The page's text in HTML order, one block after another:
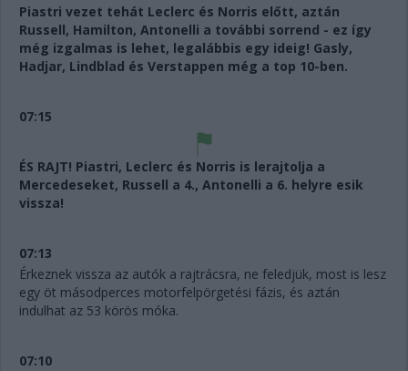
Piastri vezet tehát Leclerc és Norris előtt, aztán
Russell, Hamilton, Antonelli a további sorrend - ez így
még izgalmas is lehet, legalábbis egy ideig! Gasly,
Hadjar, Lindblad és Verstappen még a top 10-ben.
07:15
ÉS RAJT! Piastri, Leclerc és Norris is lerajtolja a
Mercedeseket, Russell a 4., Antonelli a 6. helyre esik
vissza!
07:13
Érkeznek vissza az autók a rajtrácsra, ne feledjük, most is lesz
egy öt másodperces motorfelpörgetési fázis, és aztán
indulhat az 53 körös móka.
07:10